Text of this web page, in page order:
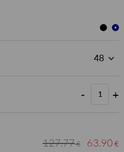
- +
127.77€ 63.90 €